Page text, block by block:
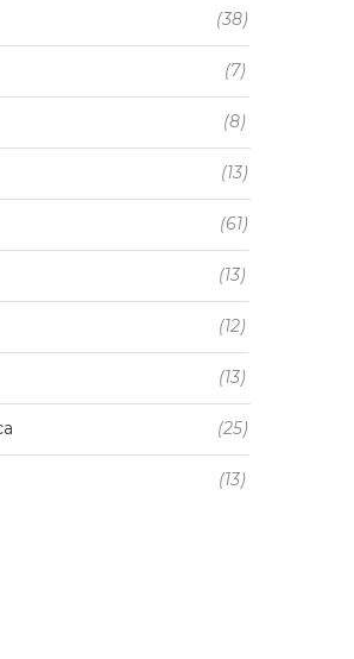
(38)
(7)
(8)
(13)
(61)
(13)
(12)
(13)
(25)
(13)